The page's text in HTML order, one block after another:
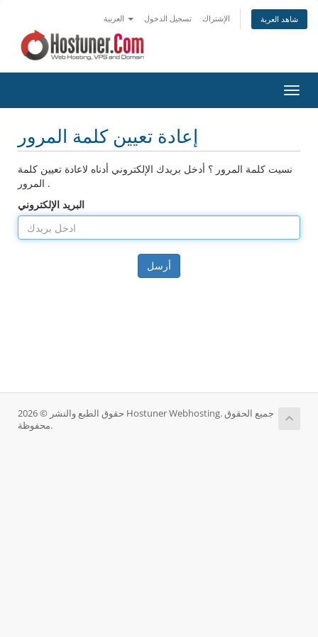
تسجيل الدخول الإشتراك شاهد العربة
تبديل
التنقل
إعادة تعيين كلمة المرور
نسيت كلمة المرور ؟ أدخل بريدك الإلكتروني أدناه لاعادة تعيين كلمة
المرور .
البريد الإلكتروني
أرسل
حقوق الطبع والنشر © 2026 Hostuner Webhosting. جميع الحقوق
محفوظة.